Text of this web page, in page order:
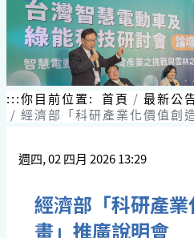
:::你目前位置: 首頁 最新公
經濟部「科研產業化價值創
週四, 02 四月 2026 13:29
經濟部「科研產
畫」推廣說明會